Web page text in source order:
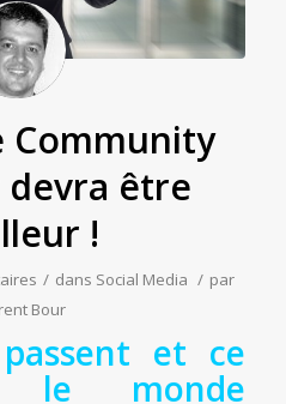
Community
devra être
!
/ dans Social Media / par
Bour
et ce
monde